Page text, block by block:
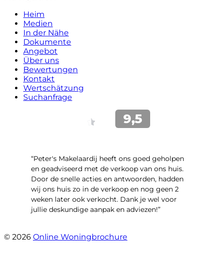
Heim
Medien
In der Nähe
Dokumente
Angebot
Über uns
Bewertungen
Kontakt
Wertschätzung
Suchanfrage
“Peter's Makelaardij heeft ons goed geholpen
en geadviseerd met de verkoop van ons huis.
Door de snelle acties en antwoorden, hadden
wij ons huis zo in de verkoop en nog geen 2
weken later ook verkocht. Dank je wel voor
jullie deskundige aanpak en adviezen!”
© 2026 Online Woningbrochure